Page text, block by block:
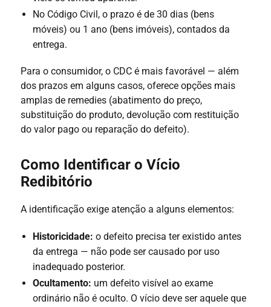
No Código Civil, o prazo é de 30 dias (bens
móveis) ou 1 ano (bens imóveis), contados da
entrega.
Para o consumidor, o CDC é mais favorável — além
dos prazos em alguns casos, oferece opções mais
amplas de remedies (abatimento do preço,
substituição do produto, devolução com restituição
do valor pago ou reparação do defeito).
Como Identificar o Vício
Redibitório
A identificação exige atenção a alguns elementos:
Historicidade: o defeito precisa ter existido antes
da entrega — não pode ser causado por uso
inadequado posterior.
Ocultamento: um defeito visível ao exame
ordinário não é oculto. O vício deve ser aquele que